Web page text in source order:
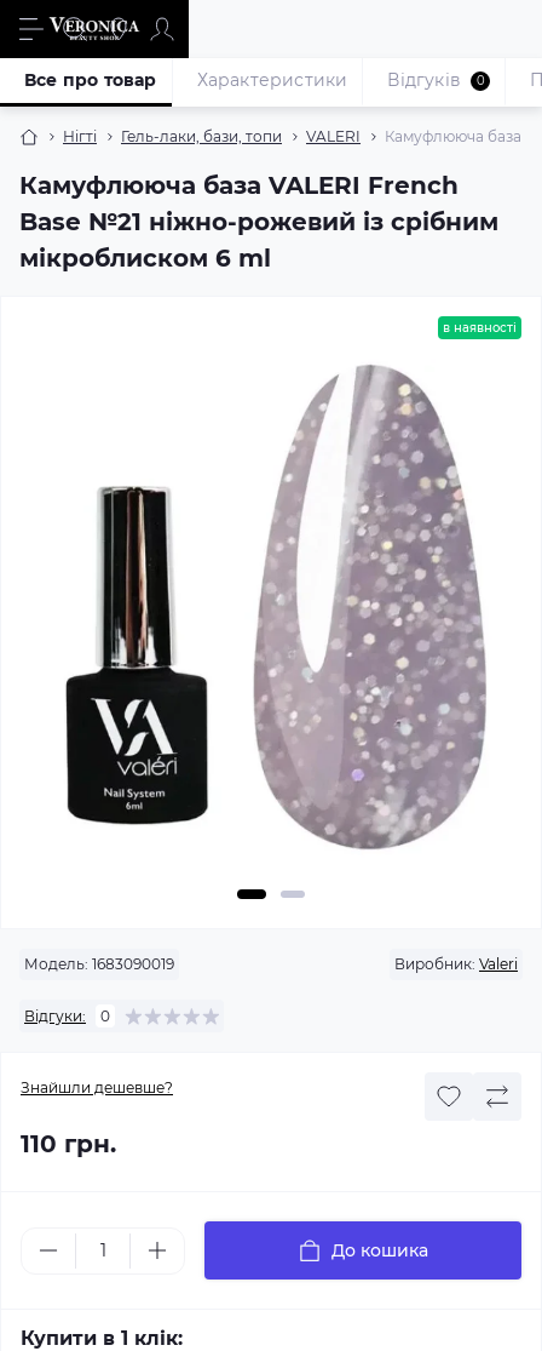
Нігті Гель-лаки, бази, топи VALERI Камуфлююча база
Камуфлююча база VALERI French
Base №21 ніжно-рожевий із срібним
мікроблиском 6 ml
Все про товар Характеристики Відгуків 0
в наявності
Модель: 1683090019 Виробник: Valeri
Відгуки: 0
Знайшли дешевше?
110 грн.
До кошика
Купити в 1 клік: